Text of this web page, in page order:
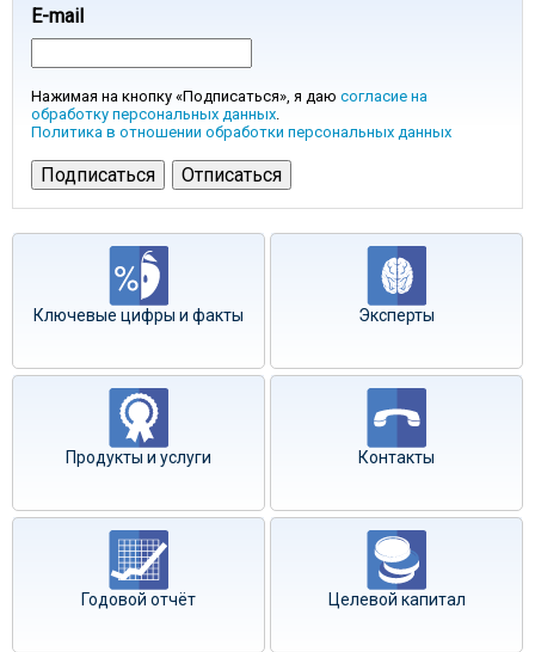
E-mail
Нажимая на кнопку «Подписаться», я даю согласие на
обработку персональных данных.
Политика в отношении обработки персональных данных
Ключевые цифры и факты Эксперты
Продукты и услуги Контакты
Годовой отчёт Целевой капитал